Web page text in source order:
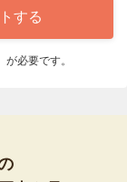
する
必要です。